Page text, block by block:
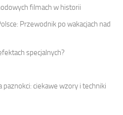
filmach w historii
Przewodnik po wakacjach nad
specjalnych?
ciekawe wzory i techniki